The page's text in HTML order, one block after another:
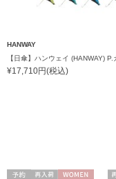
HANWAY
¥17,710円(税込)